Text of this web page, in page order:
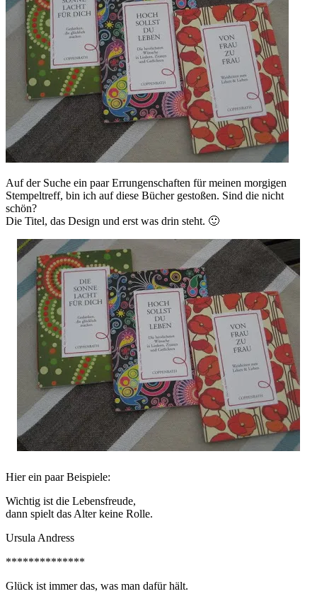
Auf der Suche ein paar Errungenschaften für meinen morgigen
Stempeltreff, bin ich auf diese Bücher gestoßen. Sind die nicht
schön?
Die Titel, das Design und erst was drin steht. 🙂
Hier ein paar Beispiele:
Wichtig ist die Lebensfreude,
dann spielt das Alter keine Rolle.
Ursula Andress
**************
Glück ist immer das, was man dafür hält.